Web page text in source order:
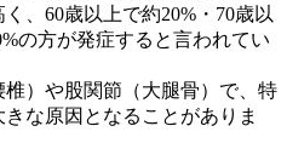
、60歳以上で約20%・70歳以
の方が発症すると言われてい
）や股関節（大腿骨）で、特
な原因となることがありま